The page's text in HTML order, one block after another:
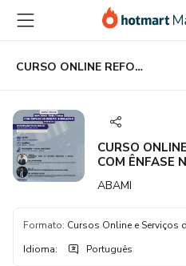
para
conteúdo
principal
para
pagamento
para
rodapé
CURSO ONLINE REFORMA TRIBUTÁRIA COM ÊNFASE NO DIREITO IMOBILIÁRIO
CURSO
COM ÊNFASE
ABAMI
Formato: Cursos Online e Serviços
Idioma: Português